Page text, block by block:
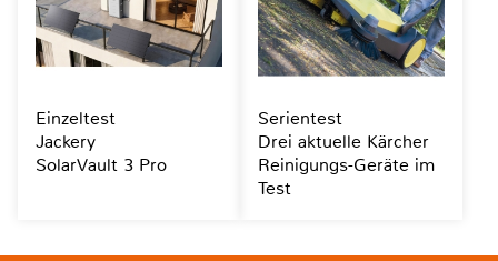
Einzeltest
Jackery
SolarVault 3 Pro
Serientest
Drei aktuelle Kärcher
Reinigungs-Geräte im
Test